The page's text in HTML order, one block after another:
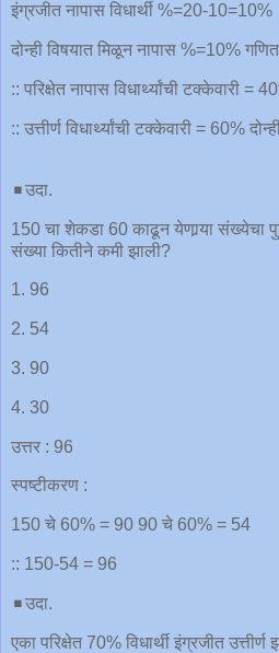
इंग्रजीत नापास विधार्थी %=20-10=10%
दोन्ही विषयात मिळून नापास %=10%
:: परिक्षेत नापास विधार्थ्यांची टक्केवारी
:: उत्तीर्ण विधार्थ्यांची टक्केवारी = 60%
◾️उदा.
150 चा शेकडा 60 काढून येणार्‍या संख्येचा
संख्या कितीने कमी झाली?
1. 96
2. 54
3. 90
4. 30
उत्तर : 96
स्पष्टीकरण :
150 चे 60% = 90 90 चे 60% = 54
:: 150-54 = 96
◾️उदा.
एका परिक्षेत 70% विधार्थी इंग्रजीत